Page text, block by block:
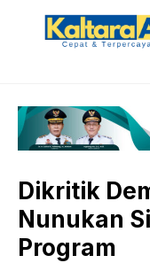
Langsung
Dikritik
Nunukan
Program